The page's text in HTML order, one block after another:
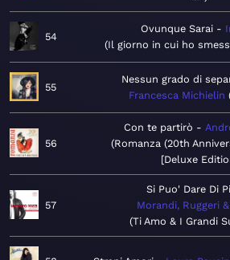
54
Ovunque Sarai
Il giorno in cui ho
55
Nessun grado di
Francesca Michielin
56
Con te partirò
Romanza (20th
[Deluxe
57
Si Puo' Dare Di
Morandi, Ruggeri
Ti Amo & I Grandi